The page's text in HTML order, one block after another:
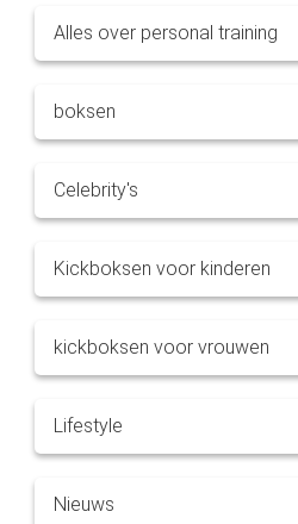
Alles over personal training
boksen
Celebrity's
Kickboksen voor kinderen
kickboksen voor vrouwen
Lifestyle
Nieuws